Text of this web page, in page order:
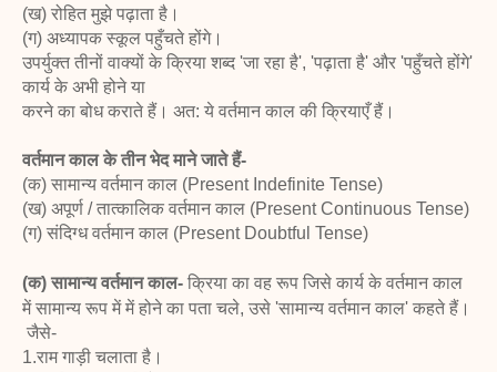
(ख) रोहित मुझे पढ़ाता है।
(ग) अध्यापक स्कूल पहुँचते होंगे।
उपर्युक्त तीनों वाक्यों के क्रिया शब्द 'जा रहा है', 'पढ़ाता है' और 'पहुँचते होंगे'
कार्य के अभी होने या
करने का बोध कराते हैं। अत: ये वर्तमान काल की क्रियाएँ हैं।
वर्तमान काल के तीन भेद माने जाते हैं-
(क) सामान्य वर्तमान काल (Present Indefinite Tense)
(ख) अपूर्ण / तात्कालिक वर्तमान काल (Present Continuous Tense)
(ग) संदिग्ध वर्तमान काल (Present Doubtful Tense)
(क) सामान्य वर्तमान काल- क्रिया का वह रूप जिसे कार्य के वर्तमान काल
में सामान्य रूप में में होने का पता चले, उसे 'सामान्य वर्तमान काल' कहते हैं।
जैसे-
1.राम गाड़ी चलाता है।